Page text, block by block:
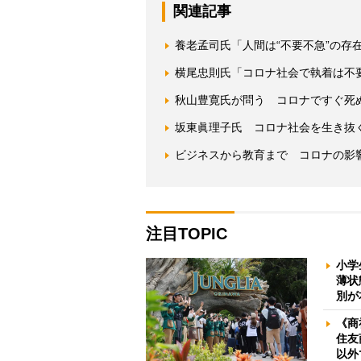
関連記事
養老孟司氏「人間は“不要不急”の存
横尾忠則氏「コロナ社会で執着は
秋山豊寛氏が問う コロナですぐ死
坂東眞理子氏 コロナ社会を生き抜
ビジネスから教育まで コロナの影
注目TOPIC
小
薄
別
《
住
以